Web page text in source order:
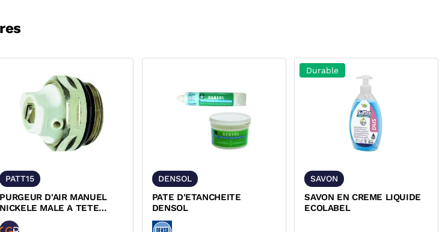
PATT15
PURGEUR D'AIR MANUEL
NICKELE MALE A TETE
TOURNANTE
DENSOL
PATE D'ETANCHEITE
DENSOL
Durable
SAVON
SAVON EN CREME LIQUIDE
ECOLABEL